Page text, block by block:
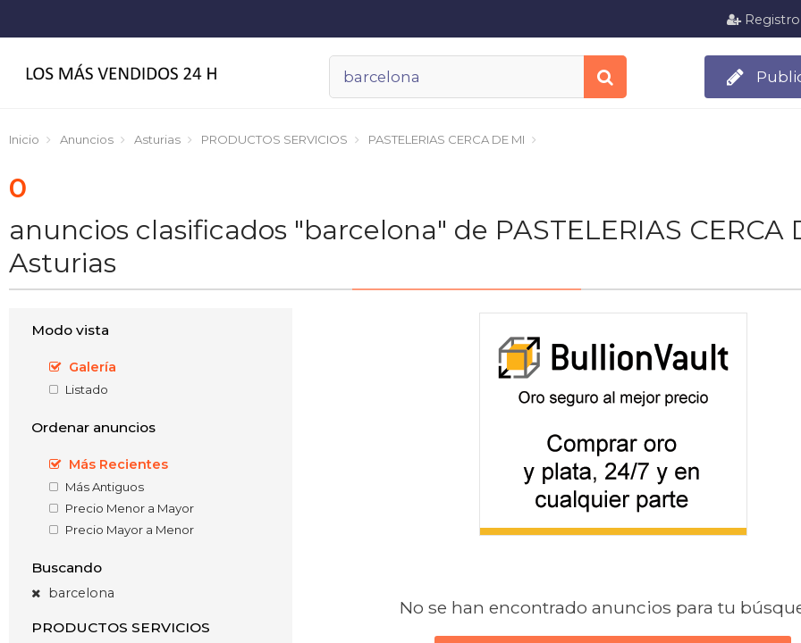
Registro
Inicio Anuncios Asturias PRODUCTOS SERVICIOS PASTELERIAS CERCA DE MI
0
anuncios clasificados "barcelona" de PASTELERIAS CERCA
Asturias
Modo vista
Galería
Listado
Ordenar anuncios
Más Recientes
Más Antiguos
Precio Menor a Mayor
Precio Mayor a Menor
Buscando
barcelona
PRODUCTOS SERVICIOS
No se han encontrado anuncios para tu